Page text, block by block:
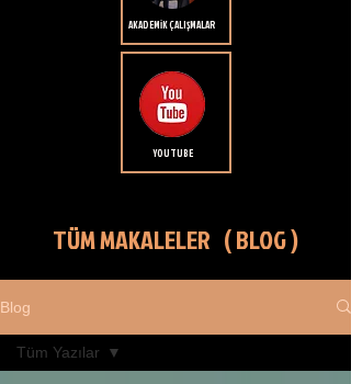
AKADEMİK ÇALIŞMALAR
YOUTUBE
TÜM MAKALELER ( BLOG )
Blog
Tüm Yazılar